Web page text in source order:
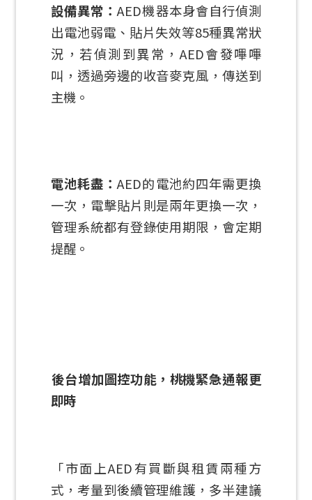
設備異常：AED機器本身會自行偵測
出電池弱電、貼片失效等85種異常狀
況，若偵測到異常，AED會發嗶嗶
叫，透過旁邊的收音麥克風，傳送到
主機。
電池耗盡：AED的電池約四年需更換
一次，電擊貼片則是兩年更換一次，
管理系統都有登錄使用期限，會定期
提醒。
後台增加圖控功能，桃機緊急通報更
即時
「市面上AED有買斷與租賃兩種方
式，考量到後續管理維護，多半建議